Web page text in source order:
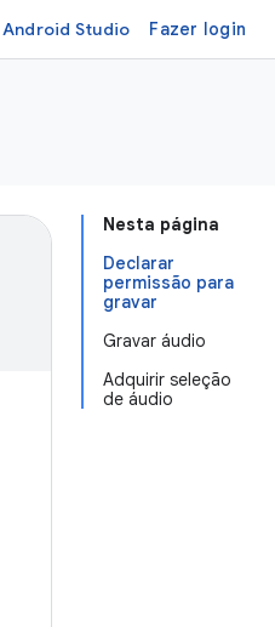
Android Studio Fazer login
Nesta página
Declarar
permissão para
gravar
Gravar áudio
Adquirir seleção
de áudio